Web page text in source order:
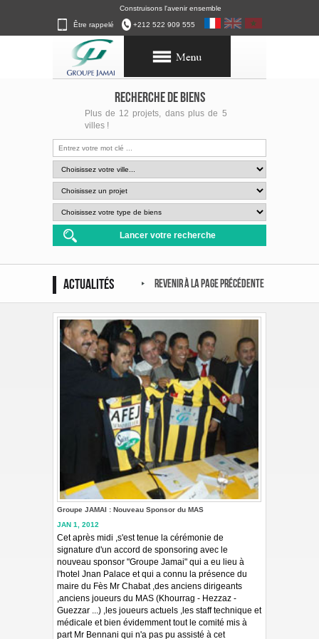
Construisons l'avenir ensemble
Être rappelé +212 522 909 555
RECHERCHE DE BIENS
Plus de 12 projets, dans plus de 5
villes !
actualités revenir à la page précédente
Groupe JAMAI : Nouveau Sponsor du MAS
JAN 1, 2012
Cet après midi ,s'est tenue la cérémonie de
signature d'un accord de sponsoring avec le
nouveau sponsor "Groupe Jamai" qui a eu lieu à
l'hotel Jnan Palace et qui a connu la présence du
maire du Fès Mr Chabat ,des anciens dirigeants
,anciens joueurs du MAS (Khourrag - Hezzaz -
Guezzar ...) ,les joueurs actuels ,les staff technique et
médicale et bien évidemment tout le comité mis à
part Mr Bennani qui n'a pas pu assisté à cet